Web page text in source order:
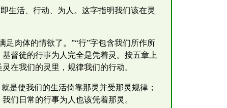
生活、行动、为人。这字指明我们该在灵
肉体的情欲了。”“行”字包含我们所作所
督徒的行事为人完全是凭着灵。按五章上
在我们的灵里，规律我们的行动。
是使我们的生活倚靠那灵并受那灵规律；
们日常的行事为人也该凭着那灵。